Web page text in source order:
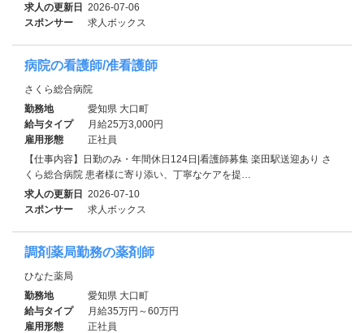
求人の更新日
2026-07-06
スポンサー
求人ボックス
病院の看護師/准看護師
さくら総合病院
勤務地
愛知県 大口町
給与タイプ
月給25万3,000円
雇用形態
正社員
【仕事内容】日勤のみ・年間休日124日|看護師募集 楽田駅送迎あり さ
くら総合病院 患者様に寄り添い、丁寧なケアを提…
求人の更新日
2026-07-10
スポンサー
求人ボックス
調剤薬局勤務の薬剤師
ひなた薬局
勤務地
愛知県 大口町
給与タイプ
月給35万円～60万円
雇用形態
正社員